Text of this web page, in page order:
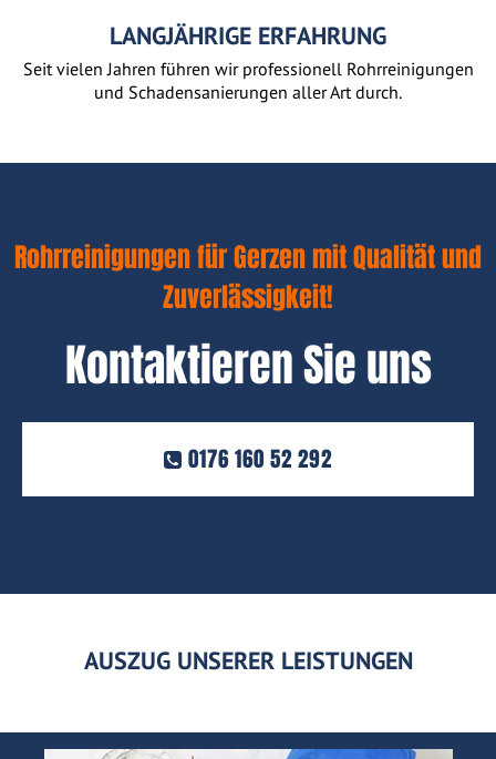
LANGJÄHRIGE ERFAHRUNG
Seit vielen Jahren führen wir professionell Rohrreinigungen
und Schadensanierungen aller Art durch.
Rohrreinigungen für Gerzen mit Qualität und
Zuverlässigkeit!
Kontaktieren Sie uns
0176 160 52 292
AUSZUG UNSERER LEISTUNGEN